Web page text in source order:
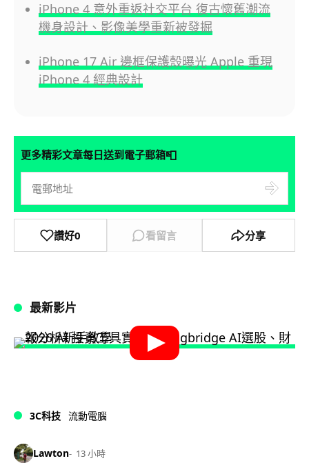
iPhone 4 意外重返社交平台 復古懷舊潮流
機身設計、影像美學重新被發掘
iPhone 17 Air 邊框保護殼曝光 Apple 重現
iPhone 4 經典設計
更多精彩文章每日送到電子郵箱📮
讚好0 看留言 分享
最新影片
3C科技 流動電腦
Lawton 13 小時